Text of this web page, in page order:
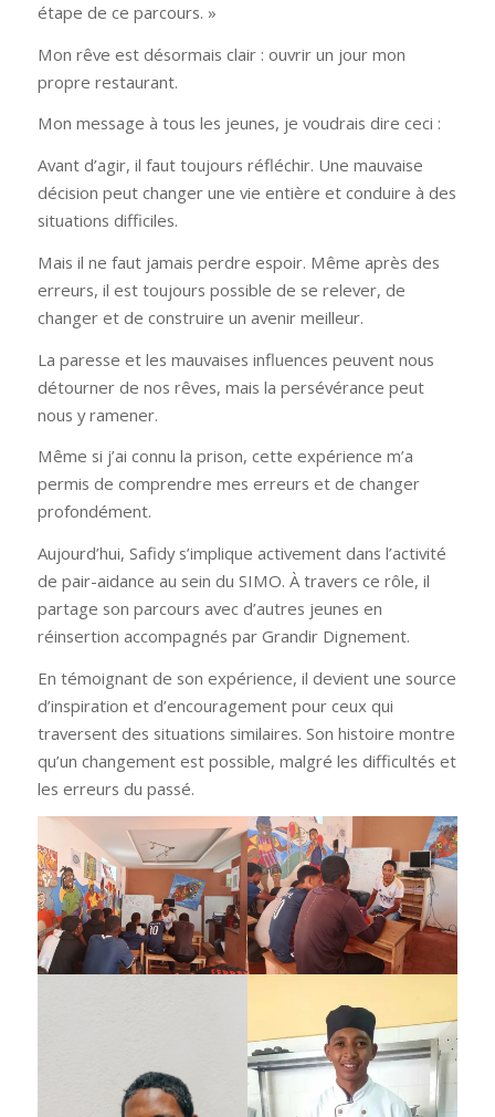
étape de ce parcours. »
Mon rêve est désormais clair : ouvrir un jour mon
propre restaurant.
Mon message à tous les jeunes, je voudrais dire ceci :
Avant d’agir, il faut toujours réfléchir. Une mauvaise
décision peut changer une vie entière et conduire à des
situations difficiles.
Mais il ne faut jamais perdre espoir. Même après des
erreurs, il est toujours possible de se relever, de
changer et de construire un avenir meilleur.
La paresse et les mauvaises influences peuvent nous
détourner de nos rêves, mais la persévérance peut
nous y ramener.
Même si j’ai connu la prison, cette expérience m’a
permis de comprendre mes erreurs et de changer
profondément.
Aujourd’hui, Safidy s’implique activement dans l’activité
de pair-aidance au sein du SIMO. À travers ce rôle, il
partage son parcours avec d’autres jeunes en
réinsertion accompagnés par Grandir Dignement.
En témoignant de son expérience, il devient une source
d’inspiration et d’encouragement pour ceux qui
traversent des situations similaires. Son histoire montre
qu’un changement est possible, malgré les difficultés et
les erreurs du passé.